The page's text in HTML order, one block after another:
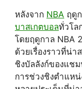
หลังจาก NBA ฤดู
บาสเกตบอลทั่วโล
โดยฤดูกาล NBA
ด้วยเรื่องราวที่น่า
ชิงบัลลังก์ของแช
การช่วงชิงตำแหน่